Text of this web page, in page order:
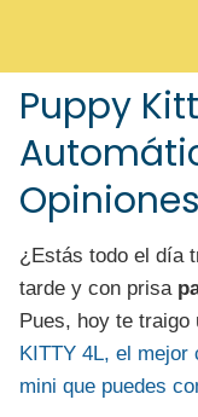
Puppy
¿Estás todo el día
tarde y con prisa
Pues, hoy te traigo
KITTY 4L, el mejor
mini que puedes